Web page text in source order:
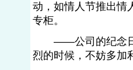
动，如情人节推出情
专柜。
——公司的纪念日
烈的时候，不妨多加